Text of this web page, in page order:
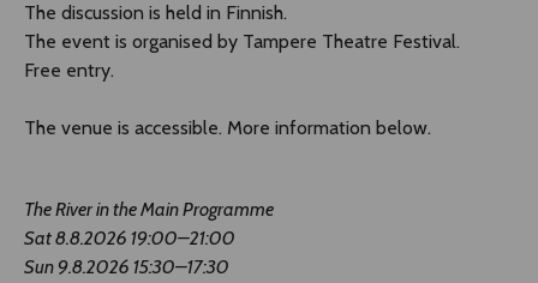
The discussion is held in Finnish.
The event is organised by Tampere Theatre Festival.
Free entry.
The venue is accessible. More information below.
The River in the Main Programme
Sat 8.8.2026 19:00–21:00
Sun 9.8.2026 15:30–17:30